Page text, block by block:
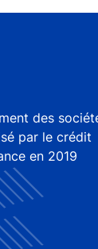
des
en 2019